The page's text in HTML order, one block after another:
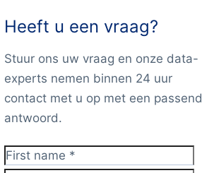
Heeft u een vraag?
Stuur ons uw vraag en onze data-
experts nemen binnen 24 uur
contact met u op met een passend
antwoord.
First name*